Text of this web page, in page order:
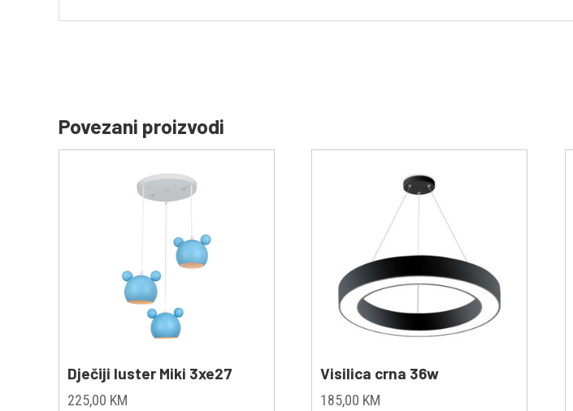
Povezani proizvodi
Dječiji luster Miki 3xe27
225,00 KM
Visilica crna 36w
185,00 KM